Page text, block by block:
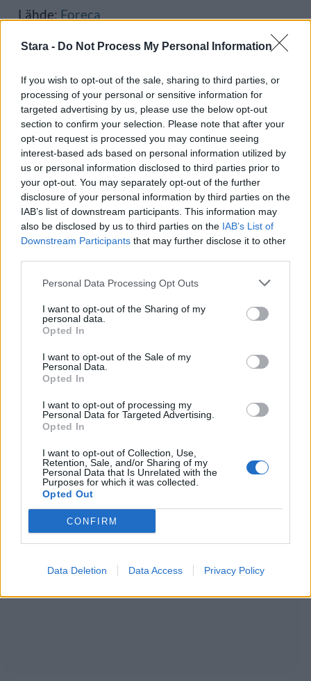
Stara - Do Not Process My Personal Information
If you wish to opt-out of the sale, sharing to third parties, or
processing of your personal or sensitive information for
targeted advertising by us, please use the below opt-out
section to confirm your selection. Please note that after your
opt-out request is processed you may continue seeing
interest-based ads based on personal information utilized by
us or personal information disclosed to third parties prior to
your opt-out. You may separately opt-out of the further
disclosure of your personal information by third parties on the
IAB’s list of downstream participants. This information may
also be disclosed by us to third parties on the IAB’s List of
Downstream Participants that may further disclose it to other
Personal Data Processing Opt Outs
I want to opt-out of the Sharing of my
personal data.
Opted In
I want to opt-out of the Sale of my
Personal Data.
Opted In
I want to opt-out of processing my
Personal Data for Targeted Advertising.
Opted In
I want to opt-out of Collection, Use,
Retention, Sale, and/or Sharing of my
Personal Data that Is Unrelated with the
Purposes for which it was collected.
Opted Out
CONFIRM
Data Deletion Data Access Privacy Policy
Lähde: Foreca
lähteeksiklikkaamalla tästäja ruksittamalla
laatikon. Voit myös lukea lisää tähän artikkeliin
liittyvistä teemoista ja aiheista, kutenlumi
talvi tai laajemmin samasta aihealueestaUutiset
-osioistamme.
Ilmoita virheestä· Tietoa meistä · Toimitusperiaatteet